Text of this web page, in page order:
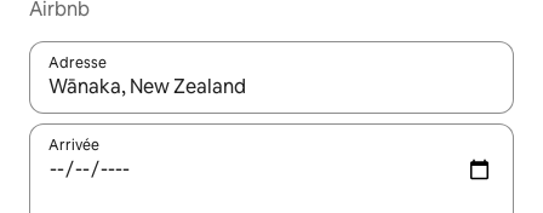
Airbnb
Adresse
Lorsque les résultats s'affichent, utilisez les flèches vers le
Arrivée